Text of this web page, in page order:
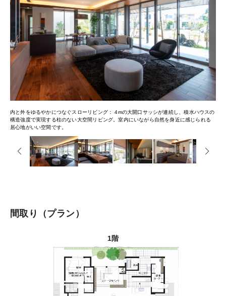
内と外をゆるやかにつなぐスローリビング
4mの大開口サッシが連続し、積水ハウスの
構造強度で実現する柱のない大空間リビング。室内にいながら自然を身近に感じられる
居心地がいい空間です。
間取り プラン
1階